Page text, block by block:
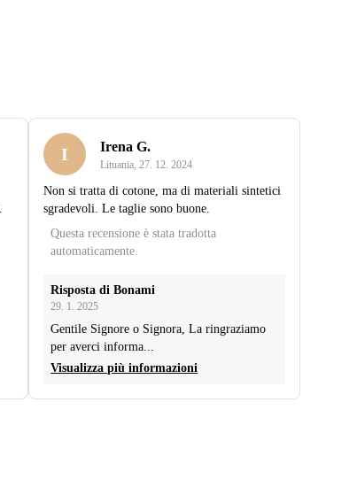
I Irena G.
Lituania,27. 12. 2024
Non si tratta di cotone, ma di materiali sintetici
sgradevoli. Le taglie sono buone.
Questa recensione è stata tradotta
automaticamente.
Risposta di Bonami
29. 1. 2025
Gentile Signore o Signora, La ringraziamo
per averci informa...
Visualizza più informazioni